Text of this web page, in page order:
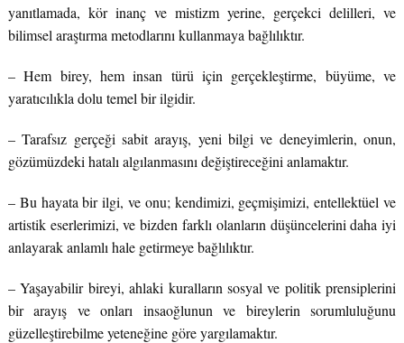
yanıtlamada, kör inanç ve mistizm yerine, gerçekci delilleri, ve
bilimsel araştırma metodlarını kullanmaya bağlılıktır.
– Hem birey, hem insan türü için gerçekleştirme, büyüme, ve
yaratıcılıkla dolu temel bir ilgidir.
– Tarafsız gerçeği sabit arayış, yeni bilgi ve deneyimlerin, onun,
gözümüzdeki hatalı algılanmasını değiştireceğini anlamaktır.
– Bu hayata bir ilgi, ve onu; kendimizi, geçmişimizi, entellektüel ve
artistik eserlerimizi, ve bizden farklı olanların düşüncelerini daha iyi
anlayarak anlamlı hale getirmeye bağlılıktır.
– Yaşayabilir bireyi, ahlaki kuralların sosyal ve politik prensiplerini
bir arayış ve onları insaoğlunun ve bireylerin sorumluluğunu
güzelleştirebilme yeteneğine göre yargılamaktır.